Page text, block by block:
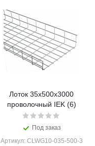
Лоток 35х500х3000
проволочный IEK (6)
Под заказ
Артикул: CLWG10-035-500-3